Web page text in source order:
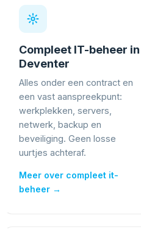
Compleet IT-beheer in
Deventer
Alles onder een contract en
een vast aanspreekpunt:
werkplekken, servers,
netwerk, backup en
beveiliging. Geen losse
uurtjes achteraf.
Meer over compleet it-
beheer →